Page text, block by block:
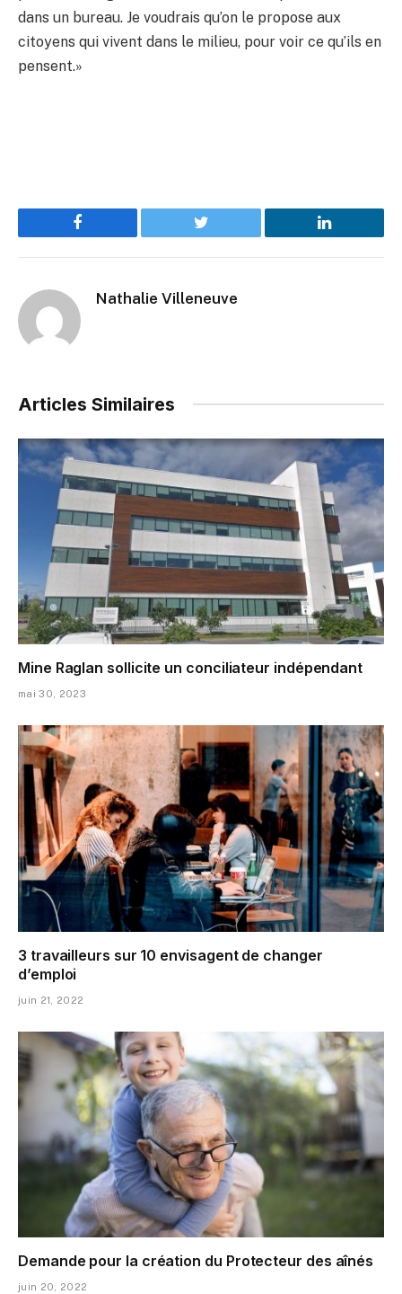
dans un bureau. Je voudrais qu’on le propose aux
citoyens qui vivent dans le milieu, pour voir ce qu’ils en
pensent.»
Facebook Twitter LinkedIn
Nathalie Villeneuve
Articles Similaires
Mine Raglan sollicite un conciliateur indépendant
mai 30, 2023
3 travailleurs sur 10 envisagent de changer
d’emploi
juin 21, 2022
Demande pour la création du Protecteur des aînés
juin 20, 2022